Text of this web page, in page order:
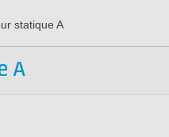
statique A
A